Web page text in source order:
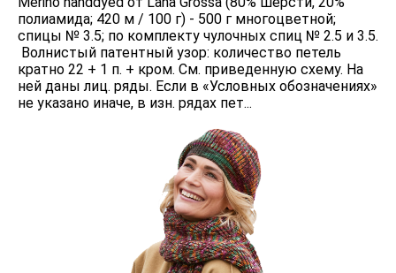
полиамида; 420 м / 100 г) - 500 г многоцветной;
спицы № 3.5; по комплекту чулочных спиц № 2.5 и 3.5.
Волнистый патентный узор: количество петель
кратно 22 + 1 п. + кром. См. приведенную схему. На
ней даны лиц. ряды. Если в «Условных обозначениях»
не указано иначе, в изн. рядах пет...